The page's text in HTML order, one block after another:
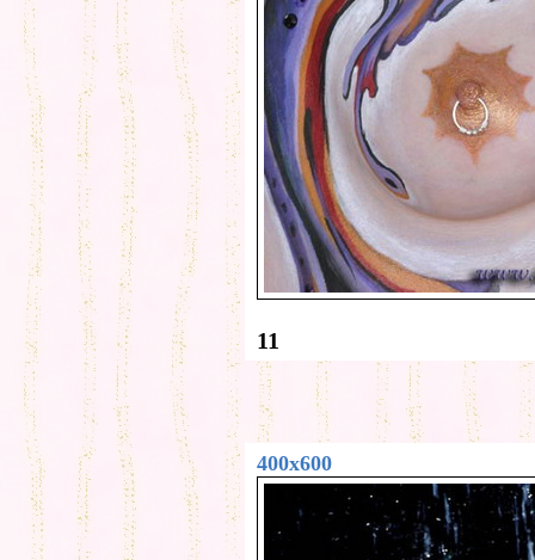
11
400x600